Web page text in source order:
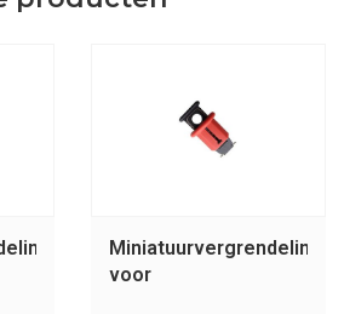
Miniatuurvergrendeling
voor